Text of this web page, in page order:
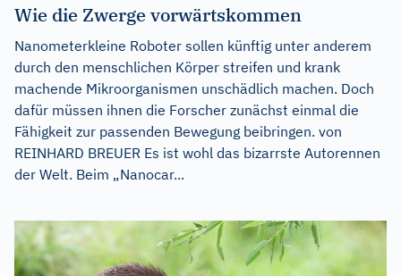
Wie die Zwerge vorwärtskommen
Nanometerkleine Roboter sollen künftig unter anderem
durch den menschlichen Körper streifen und krank
machende Mikroorganismen unschädlich machen. Doch
dafür müssen ihnen die Forscher zunächst einmal die
Fähigkeit zur passenden Bewegung beibringen. von
REINHARD BREUER Es ist wohl das bizarrste Autorennen
der Welt. Beim „Nanocar...